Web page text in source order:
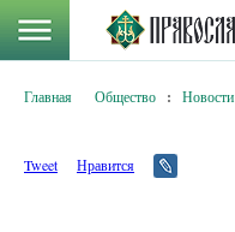
Главная Общество : Новости
Tweet Нравится